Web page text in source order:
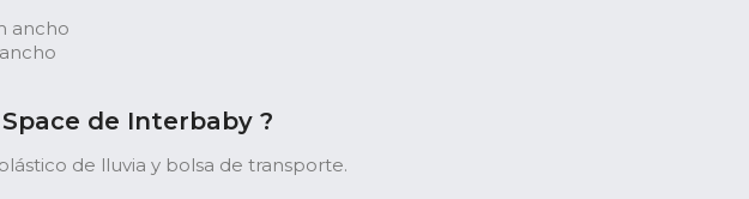
ancho
de Interbaby ?
de lluvia y bolsa de transporte.